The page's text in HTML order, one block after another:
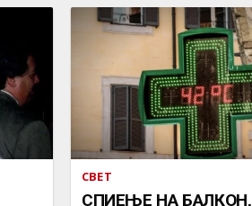
СВЕТ
СПИЕЊЕ НА БАЛКОН,